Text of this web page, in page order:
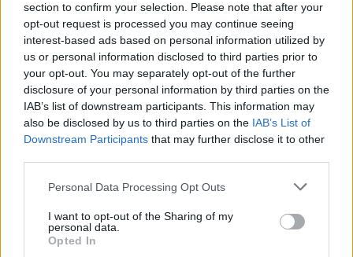
section to confirm your selection. Please note that after your
opt-out request is processed you may continue seeing
interest-based ads based on personal information utilized by
us or personal information disclosed to third parties prior to
your opt-out. You may separately opt-out of the further
disclosure of your personal information by third parties on the
IAB’s list of downstream participants. This information may
also be disclosed by us to third parties on the IAB’s List of
Downstream Participants that may further disclose it to other
Personal Data Processing Opt Outs
I want to opt-out of the Sharing of my
personal data.
Opted In
και μάθετε πρώτοιτα πιο hot νέα.